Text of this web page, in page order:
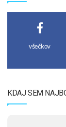
všečkov
KDAJ SEM